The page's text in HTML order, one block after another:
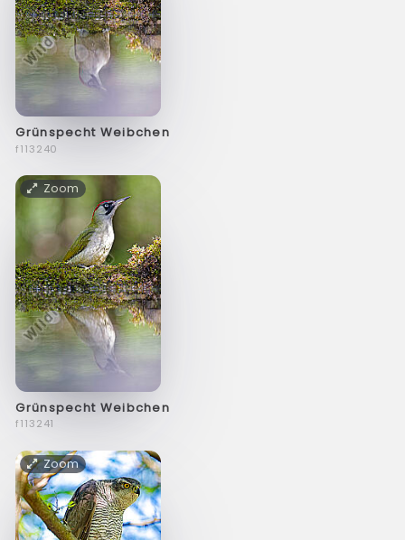
Grünspecht Weibchen
f113240
Zoom
Grünspecht Weibchen
f113241
Zoom